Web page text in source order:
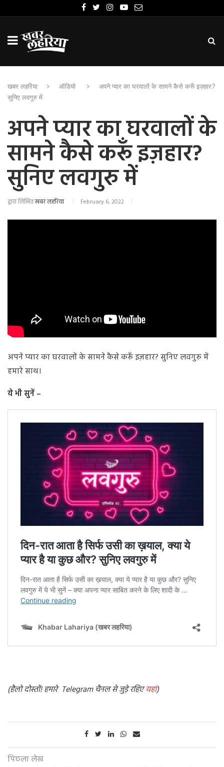
खबर लहरिया ऑडियो
अपने प्यार का घरवालों के सामने कैसे करूँ इज़हार?
सुनिए लवगुरु में
अपने प्यार का घरवालों के
सामने कैसे करूँ इज़हार?
सुनिए लवगुरु में
द्वारा लिखितखबर लहरिया February 6, 2022
अपने प्यार का घरवालों के सामने कैसे करूँ इज़हार? सुनिए लवगुरु में
हमारे साथ।
ये भी सुनें –
(हैलो दोस्तों! हमारे Telegram चैनल से जुड़े रहिएयहां)
पिछला लेख